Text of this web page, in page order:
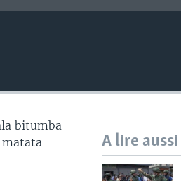
bitumba
matata
A lire aussi